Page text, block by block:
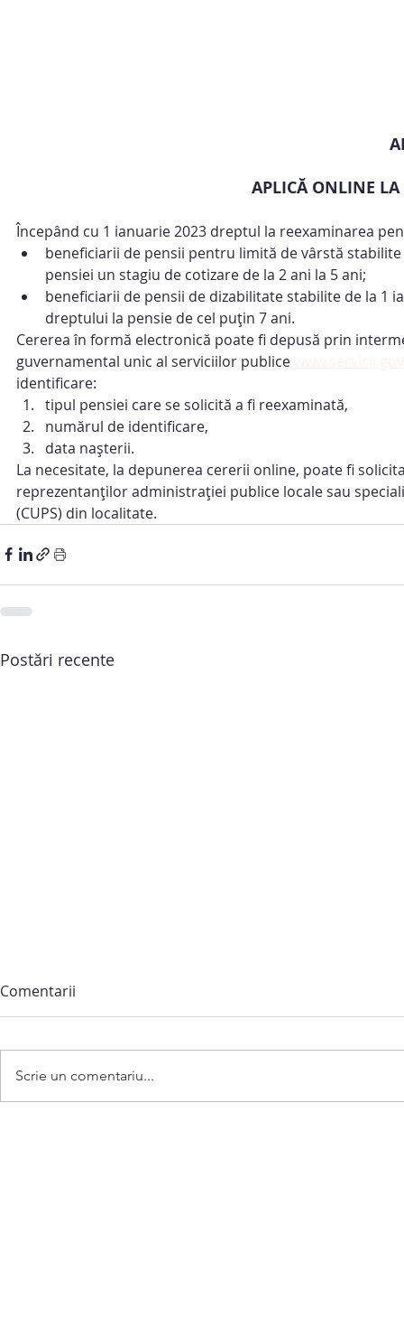
APLICĂ ONLINE LA
Începând cu 1 ianuarie 2023 dreptul la reexaminarea
beneficiarii de pensii pentru limită de vârstă
pensiei un stagiu de cotizare de la 2 ani la 5 ani;
beneficiarii de pensii de dizabilitate stabilite de la 1
dreptului la pensie de cel puţin 7 ani.
Cererea în formă electronică poate fi depusă prin
guvernamental unic al serviciilor publice
identificare:
tipul pensiei care se solicită a fi reexaminată,
numărul de identificare,
data naşterii.
La necesitate, la depunerea cererii online, poate fi
reprezentanţilor administraţiei publice locale sau
(CUPS) din localitate.
Postări recente
Comentarii
Scrie un comentariu...